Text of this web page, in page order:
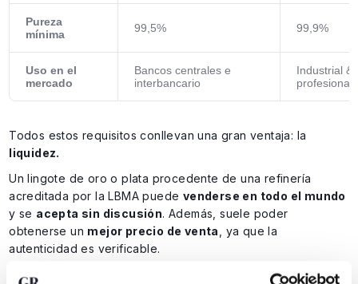
Pureza
mínima
99,5% 99,9%
Uso en el
mercado
Bancos centrales e
interbancario
Industrial &
profesional
Todos estos requisitos conllevan una gran ventaja: la
liquidez.
Un lingote de oro o plata procedente de una refinería
acreditada por la LBMA puede venderse en todo el mundo
y se acepta sin discusión. Además, suele poder
obtenerse un mejor precio de venta
, ya que la
autenticidad es verificable.
Muchas bolsas, plataformas de comercio y cámaras